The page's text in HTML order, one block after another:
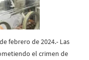
febrero de 2024.- Las
el crimen de